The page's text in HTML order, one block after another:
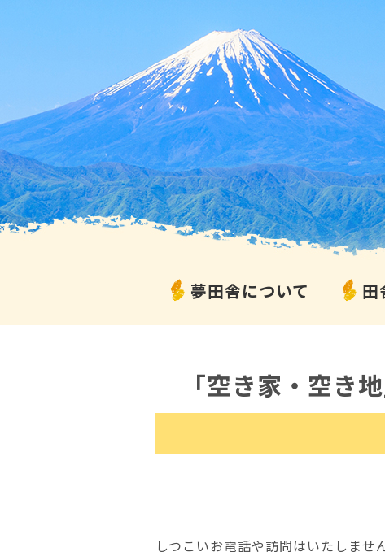
夢田舎について 田
「空き家・空き
しつこいお電話や訪問はいたしませ